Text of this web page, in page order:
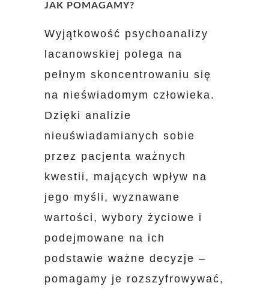
JAK POMAGAMY?
Wyjątkowość psychoanalizy
lacanowskiej polega na
pełnym skoncentrowaniu się
na nieświadomym człowieka.
Dzięki analizie
nieuświadamianych sobie
przez pacjenta ważnych
kwestii, mających wpływ na
jego myśli, wyznawane
wartości, wybory życiowe i
podejmowane na ich
podstawie ważne decyzje –
pomagamy je rozszyfrowywać,